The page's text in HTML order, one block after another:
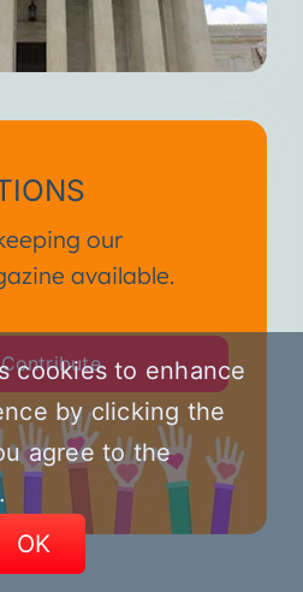
our
available.
Contribute
cookies to enhance
by clicking the
agree to the
OK